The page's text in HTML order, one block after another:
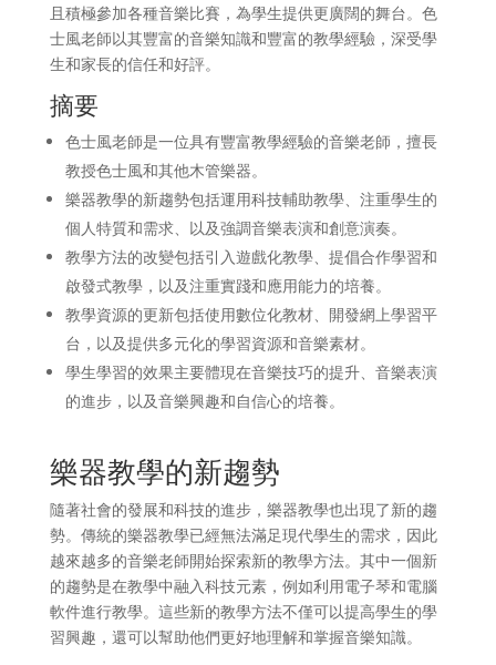
且積極參加各種音樂比賽，為學生提供更廣闊的舞台。色
士風老師以其豐富的音樂知識和豐富的教學經驗，深受學
生和家長的信任和好評。
摘要
色士風老師是一位具有豐富教學經驗的音樂老師，擅長
教授色士風和其他木管樂器。
樂器教學的新趨勢包括運用科技輔助教學、注重學生的
個人特質和需求、以及強調音樂表演和創意演奏。
教學方法的改變包括引入遊戲化教學、提倡合作學習和
啟發式教學，以及注重實踐和應用能力的培養。
教學資源的更新包括使用數位化教材、開發網上學習平
台，以及提供多元化的學習資源和音樂素材。
學生學習的效果主要體現在音樂技巧的提升、音樂表演
的進步，以及音樂興趣和自信心的培養。
樂器教學的新趨勢
隨著社會的發展和科技的進步，樂器教學也出現了新的趨
勢。傳統的樂器教學已經無法滿足現代學生的需求，因此
越來越多的音樂老師開始探索新的教學方法。其中一個新
的趨勢是在教學中融入科技元素，例如利用電子琴和電腦
軟件進行教學。這些新的教學方法不僅可以提高學生的學
習興趣，還可以幫助他們更好地理解和掌握音樂知識。